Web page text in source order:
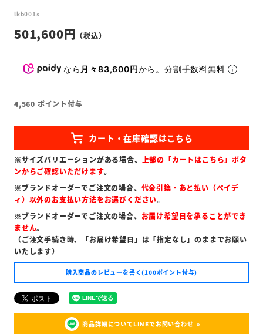
lkb001s
501,600
なら 月々83,600円から。分割手数料無料
4,560 ポイント付与
※サイズバリエーションがある場合、 上部の「カートはこちら」ボタ
ンからご確認いただけます。
※ブランドオーダーでご注文の場合、 代金引換・あと払い（ペイデ
ィ）以外のお支払い方法をお選びください。
※ブランドオーダーでご注文の場合、 お届け希望日を承ることができ
ません。
（ご注文手続き時、「お届け希望日」は「指定なし」のままでお願い
いたします）
購入商品のレビューを書く(100ポイント付与)
商品詳細についてLINEでお問い合わせ